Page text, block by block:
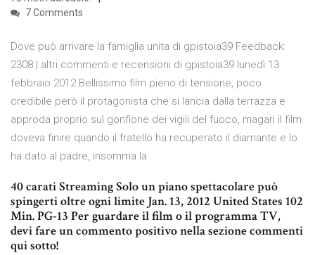
7 Comments
Dove può arrivare la famiglia unita di gpistoia39 Feedback:
2308 | altri commenti e recensioni di gpistoia39 lunedì 13
febbraio 2012 Bellissimo film pieno di tensione, poco
credibile però il protagonista che si lancia dalla terrazza e
approda proprio sul gonfione dei vigili del fuoco, magari il film
doveva finire quando il fratello ha recuperato il diamante e lo
ha dato al padre, insomma la
40 carati Streaming Solo un piano spettacolare può
spingerti oltre ogni limite Jan. 13, 2012 United States 102
Min. PG-13 Per guardare il film o il programma TV,
devi fare un commento positivo nella sezione commenti
qui sotto!